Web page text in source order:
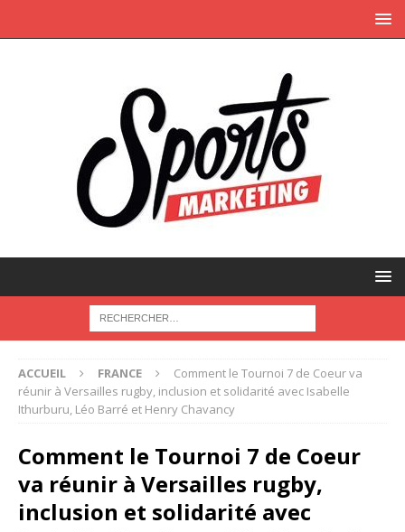
ACCUEIL FRANCE
Comment le Tournoi 7 de Coeur va
réunir à Versailles rugby, inclusion et solidarité avec Isabelle
Ithurburu, Léo Barré et Henry Chavancy
Comment le Tournoi 7 de Coeur
va réunir à Versailles rugby,
inclusion et solidarité avec